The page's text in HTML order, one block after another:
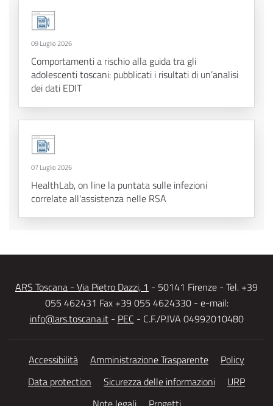
09 Luglio 2026
Comportamenti a rischio alla guida tra gli
adolescenti toscani: pubblicati i risultati di un’analisi
dei dati EDIT
07 Luglio 2026
HealthLab, on line la puntata sulle infezioni
correlate all'assistenza nelle RSA
ARS Toscana - Via Pietro Dazzi, 1 - 50141 Firenze - Tel. +39
055 462431 Fax +39 055 4624330 - e-mail:
info@ars.toscana.it- PEC - C.F./P.IVA 04992010480
Accessibilità Amministrazione Trasparente
Policy
Data protection
Sicurezza delle informazioni
URP